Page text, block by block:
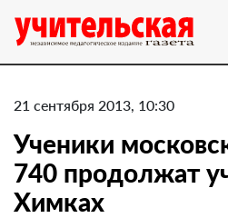
21 сентября 2013, 10:30
Ученики
740 продолжат
Химках